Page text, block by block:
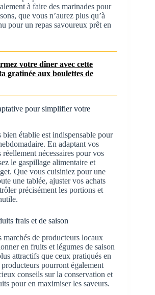
à faire des marinades pour
que vous n’aurez plus qu’à
pour un repas savoureux prêt en
votre dîner avec cette
gratinée aux boulettes de
pour simplifier votre
bien établie est indispensable pour
En adaptant vos
réellement nécessaires pour vos
le gaspillage alimentaire et
Que vous cuisiniez pour une
une tablée, ajuster vos achats
précisément les portions et
frais et de saison
marchés de producteurs locaux
en fruits et légumes de saison
attractifs que ceux pratiqués en
pourront également
conseils sur la conservation et
pour en maximiser les saveurs.